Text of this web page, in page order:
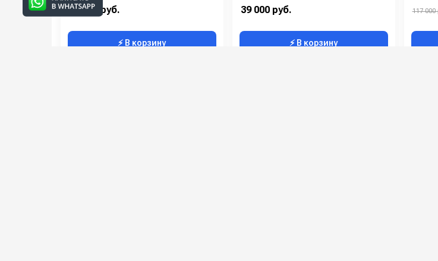
14 000 руб.
⚡ В корзину
39 000 руб.
⚡ В корзину
117 000